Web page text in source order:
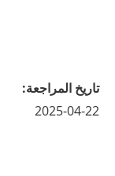
تاريخ المراجعة:
2025-04-22